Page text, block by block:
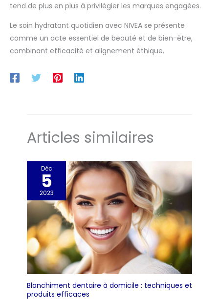
tend de plus en plus à privilégier les marques engagées.
Le soin hydratant quotidien avec NIVEA se présente
comme un acte essentiel de beauté et de bien-être,
combinant efficacité et alignement éthique.
Articles similaires
Déc
5
2023
Blanchiment dentaire à domicile : techniques et
produits efficaces